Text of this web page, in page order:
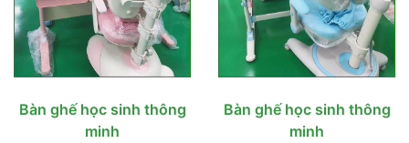
Bàn ghế học sinh thông
minh
Bàn ghế học sinh thông
minh